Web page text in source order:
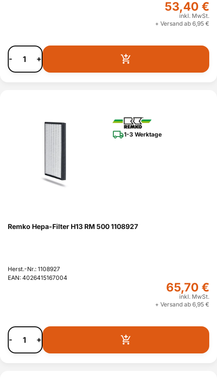
53,40 €
inkl. MwSt.
+ Versand ab 6,95 €
- +
1-3 Werktage
Remko Hepa-Filter H13 RM 500 1108927
Herst.-Nr.: 1108927
EAN: 4026415167004
65,70 €
inkl. MwSt.
+ Versand ab 6,95 €
- +